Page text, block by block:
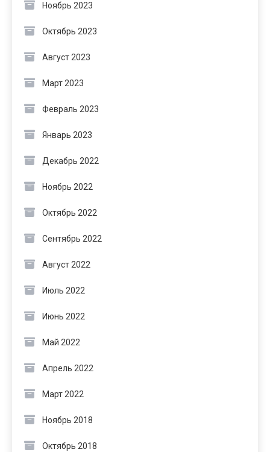
Ноябрь 2023
Октябрь 2023
Август 2023
Март 2023
Февраль 2023
Январь 2023
Декабрь 2022
Ноябрь 2022
Октябрь 2022
Сентябрь 2022
Август 2022
Июль 2022
Июнь 2022
Май 2022
Апрель 2022
Март 2022
Ноябрь 2018
Октябрь 2018